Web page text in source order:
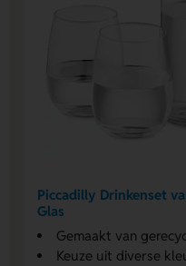
Piccadilly Drinkenset
Glas
Gemaakt van
Keuze uit diverse